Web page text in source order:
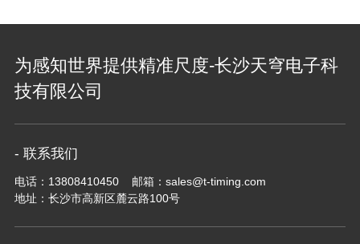
为感知世界提供精准尺度-长沙天穹电子科
技有限公司
- 联系我们
电话：13808410450 邮箱：sales@t-timing.com
地址：长沙市高新区麓云路100号